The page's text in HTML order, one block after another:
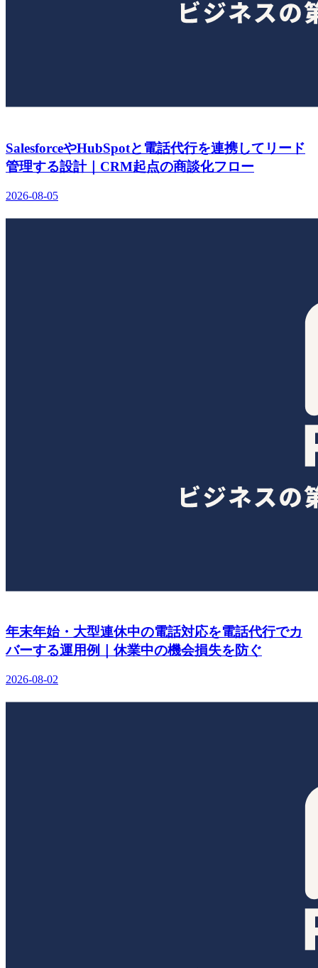
SalesforceやHubSpotと電話代行を連携してリード
管理する設計｜CRM起点の商談化フロー
2026-08-05
年末年始・大型連休中の電話対応を電話代行でカ
バーする運用例｜休業中の機会損失を防ぐ
2026-08-02